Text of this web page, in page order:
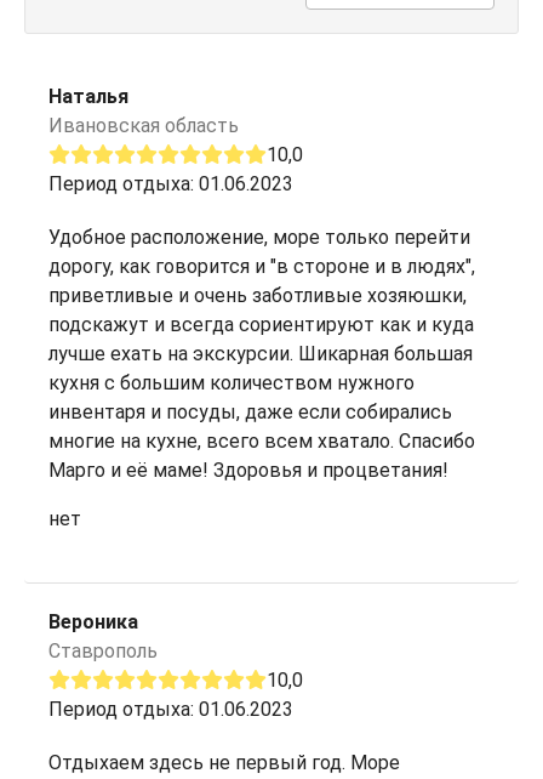
Наталья
Ивановская область
10,0
Период отдыха: 01.06.2023
Удобное расположение, море только перейти
дорогу, как говорится и "в стороне и в людях",
приветливые и очень заботливые хозяюшки,
подскажут и всегда сориентируют как и куда
лучше ехать на экскурсии. Шикарная большая
кухня с большим количеством нужного
инвентаря и посуды, даже если собирались
многие на кухне, всего всем хватало. Спасибо
Марго и её маме! Здоровья и процветания!
нет
Вероника
Ставрополь
10,0
Период отдыха: 01.06.2023
Отдыхаем здесь не первый год. Море